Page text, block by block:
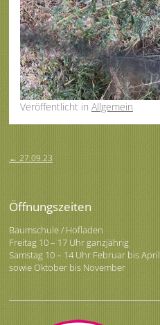
Veröffentlicht in Allgemein
← 27.09.23
Öffnungszeiten
Baumschule / Hofladen
Freitag 10 – 17 Uhr ganzjährig
Samstag 10 – 14 Uhr Februar bis April
sowie Oktober bis November